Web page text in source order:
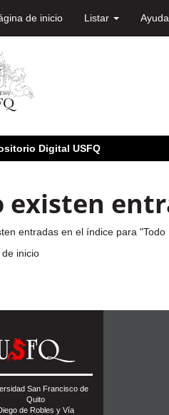
de inicio Listar Ayuda
Digital USFQ
existen
entradas en el índice para "Todo
de inicio
San Francisco de
Quito
de Robles y Vía